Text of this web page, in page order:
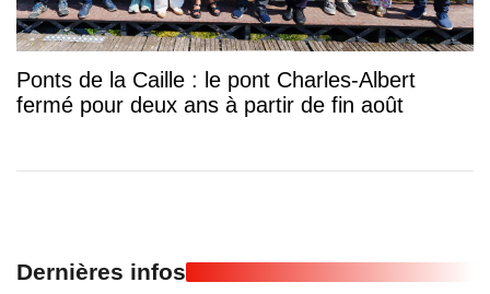
Ponts de la Caille : le pont Charles-Albert
fermé pour deux ans à partir de fin août
Dernières infos